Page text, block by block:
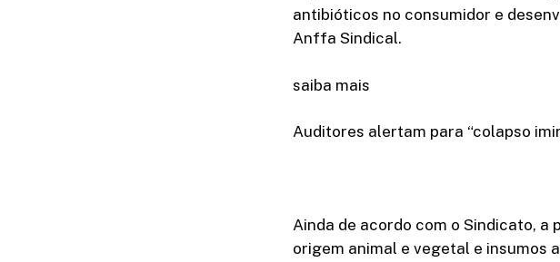
antibióticos no consumidor e
Anffa Sindical.
saiba mais
Auditores alertam para “colapso
Ainda de acordo com o Sindicato,
origem animal e vegetal e insumos